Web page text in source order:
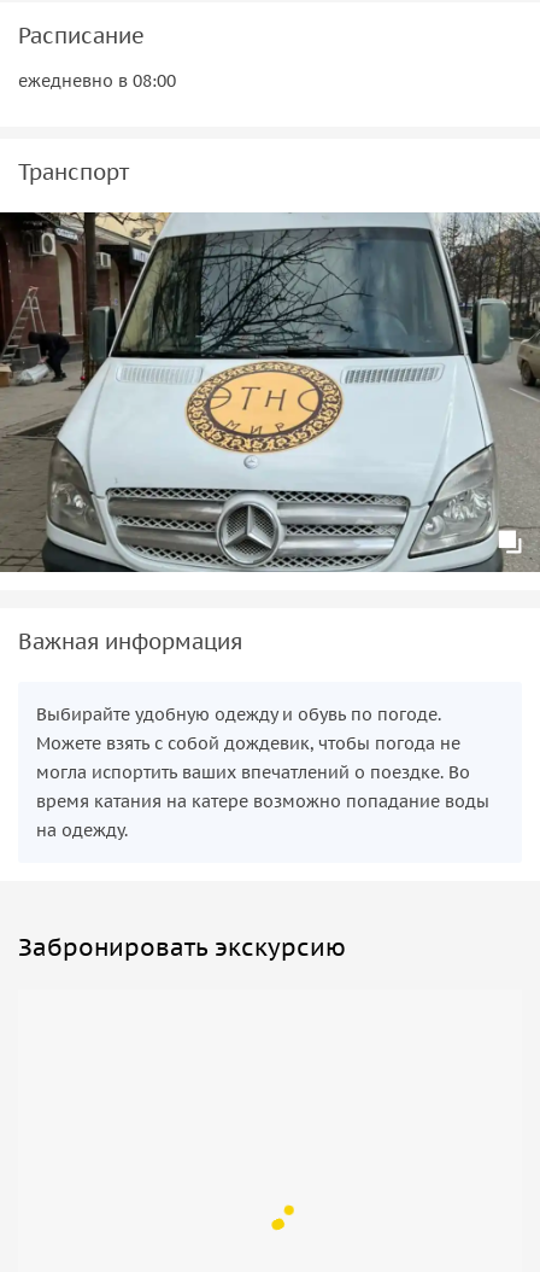
ждет вкусная свежая рыба, приготовленная на гриле.
Расписание
ежедневно в 08:00
Транспорт
Важная информация
Выбирайте удобную одежду и обувь по погоде.
Можете взять с собой дождевик, чтобы погода не
могла испортить ваших впечатлений о поездке. Во
время катания на катере возможно попадание воды
на одежду.
Забронировать экскурсию